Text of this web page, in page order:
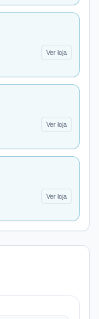
Ver loja
Ver loja
Ver loja